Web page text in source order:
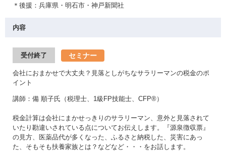
＊後援：兵庫県・明石市・神戸新聞社
内容
受付終了 セミナー
会社におまかせで大丈夫？見落としがちなサラリーマンの税金のポ
イント
講師：備 順子氏（税理士、1級FP技能士、CFP®）
税金計算は会社にまかせっきりのサラリーマン、意外と見落されて
いたり勘違いされている点についてお伝えします。『源泉徴収票』
の見方、医薬品代が多くなった、ふるさと納税した、災害にあっ
た、そもそも扶養家族とは？などなど・・・をお話します。